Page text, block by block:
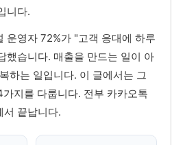
니다.
운영자 72%가 "고객 응대에 하루
했습니다. 매출을 만드는 일이 아
하는 일입니다. 이 글에서는 그
지를 다룹니다. 전부 카카오톡
서 끝납니다.